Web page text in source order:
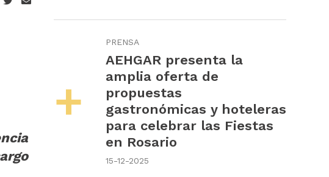
PRENSA
AEHGAR presenta la
amplia oferta de
propuestas
gastronómicas y hoteleras
para celebrar las Fiestas
en Rosario
15-12-2025